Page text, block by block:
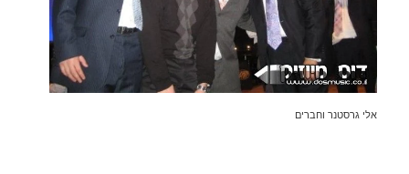
אלי גרסטנר וחברים